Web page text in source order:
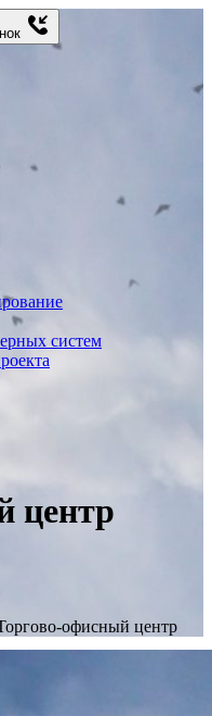
систем
центр
офисный центр